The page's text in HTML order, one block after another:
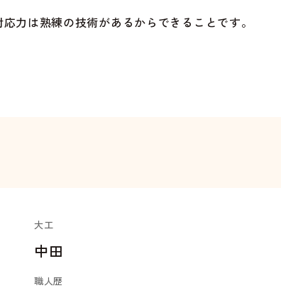
力は熟練の技術があるからできることです。
大工
中田
職人歴